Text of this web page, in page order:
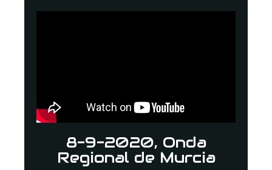
8-9-2020, Onda
Regional de Murcia